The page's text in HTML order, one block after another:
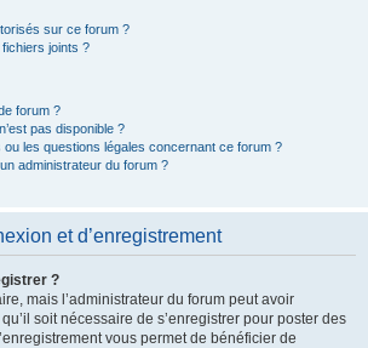
sur ce forum ?
joints ?
forum ?
pas disponible ?
les questions légales concernant ce forum ?
administrateur du forum ?
et d’enregistrement
?
mais l’administrateur du forum peut avoir
soit nécessaire de s’enregistrer pour poster des
vous permet de bénéficier de